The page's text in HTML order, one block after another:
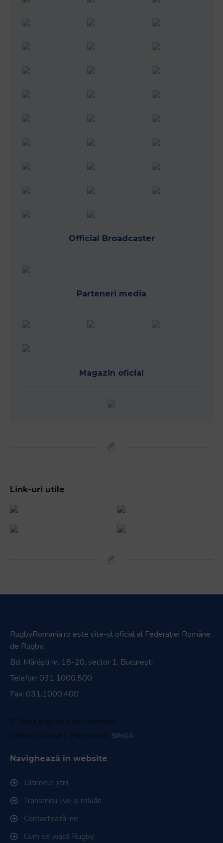
Official Broadcaster
Parteneri media
Magazin oficial
Link-uri utile
RugbyRomania.ro este site-ul oficial al Federației Române
de Rugby.
Bd. Mărăști nr. 18-20, sector 1, București
Telefon: 031.1000.500
Fax: 031.1000.400
© Toate drepturile sunt rezervate.
Website realizat și întreținut de SINGA
Navighează în website
Ultimele știri
Transmisii live și reluări
Contactează-ne
Cum se joacă Rugby